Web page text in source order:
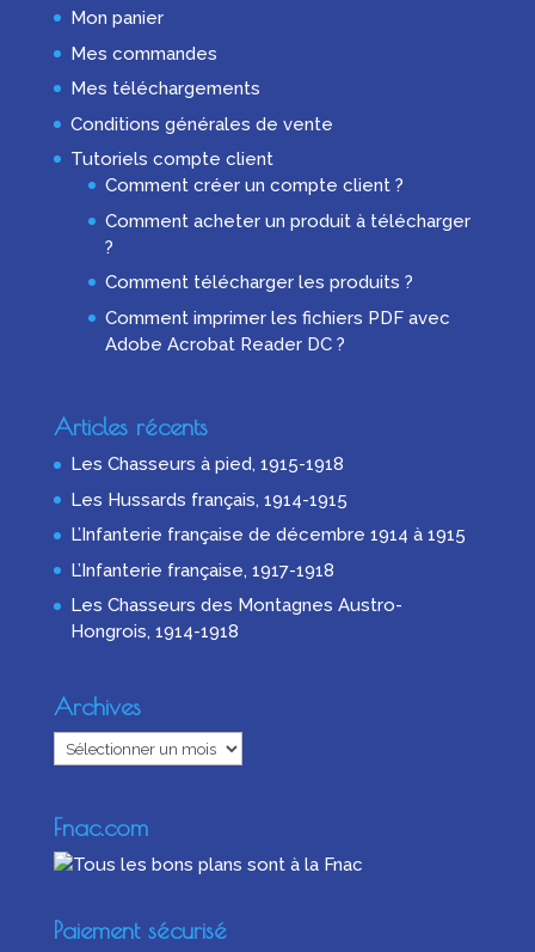
Mon panier
Mes commandes
Mes téléchargements
Conditions générales de vente
Tutoriels compte client
Comment créer un compte client ?
Comment acheter un produit à télécharger
?
Comment télécharger les produits ?
Comment imprimer les fichiers PDF avec
Adobe Acrobat Reader DC ?
Articles récents
Les Chasseurs à pied, 1915-1918
Les Hussards français, 1914-1915
L’Infanterie française de décembre 1914 à 1915
L’Infanterie française, 1917-1918
Les Chasseurs des Montagnes Austro-
Hongrois, 1914-1918
Archives
Archives
Fnac.com
Paiement sécurisé